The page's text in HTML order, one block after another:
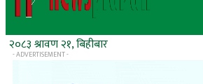
२०८३ श्रावण २१, बिहीबार
- ADVERTISEMENT -